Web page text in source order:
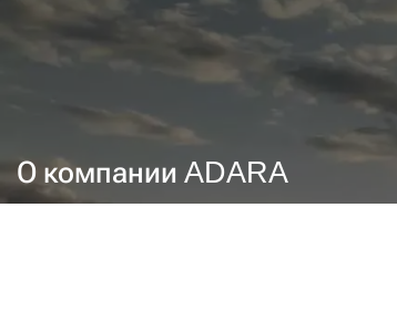
О компании ADARA